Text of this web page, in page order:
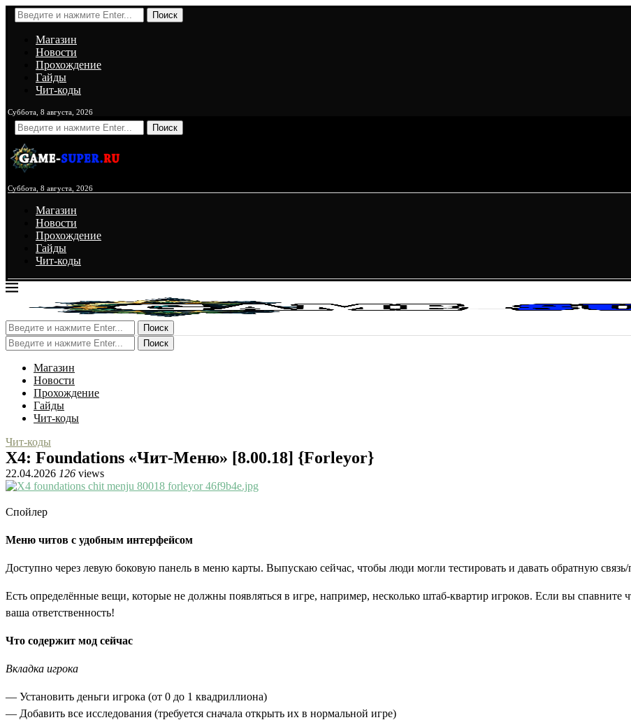
Поиск
Магазин
Новости
Прохождение
Гайды
Чит-коды
Суббота, 8 августа, 2026
Поиск
Суббота, 8 августа, 2026
Магазин
Новости
Прохождение
Гайды
Чит-коды
Поиск
Поиск
Магазин
Новости
Прохождение
Гайды
Чит-коды
Чит-коды
X4: Foundations «Чит-Меню» [8.00.18] {Forleyor}
22.04.2026 126 views
Спойлер
Меню читов с удобным интерфейсом
Доступно через левую боковую панель в меню карты. Выпускаю сейчас, чтобы люди могли тестировать и давать обратную связь/
Есть определённые вещи, которые не должны появляться в игре, например, несколько штаб-квартир игроков. Если вы
ваша ответственность!
Что содержит мод сейчас
Вкладка игрока
— Установить деньги игрока (от 0 до 1 квадриллиона)
— Добавить все исследования (требуется сначала открыть их в нормальной игре)